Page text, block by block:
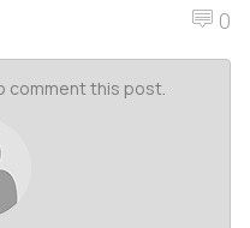
0
comment this post.